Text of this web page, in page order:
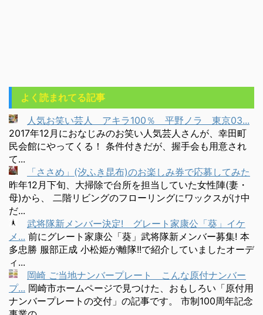
よく読まれてる記事
人気お笑い芸人 アキラ100％ 平野ノラ 東京03...
2017年12月におなじみのお笑い人気芸人さんが、幸田町
民会館にやってくる！ 条件付きだが、握手会も用意され
て...
「ささめ」(汐ふき昆布)のお楽しみ券で応募してみた
昨年12月下旬、大掃除で台所を担当していた女性陣(妻・
母)から、 二階リビングのフローリングにワックスがけ中
だ...
武将隊新メンバー決定! グレート家康公「葵」イケ
メ... 前にグレート家康公「葵」武将隊新メンバー募集! 本
多忠勝 服部正成 小松姫が離隊!!で紹介していましたオーデ
ィ...
岡崎 ご当地ナンバープレート こんな原付ナンバー
プ... 岡崎市ホームページで見つけた、おもしろい「原付用
ナンバープレートの交付」の記事です。 市制100周年記念